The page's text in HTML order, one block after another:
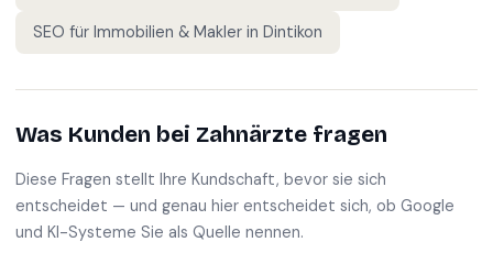
SEO für Immobilien & Makler in Dintikon
Was Kunden bei Zahnärzte fragen
Diese Fragen stellt Ihre Kundschaft, bevor sie sich
entscheidet — und genau hier entscheidet sich, ob Google
und KI-Systeme Sie als Quelle nennen.